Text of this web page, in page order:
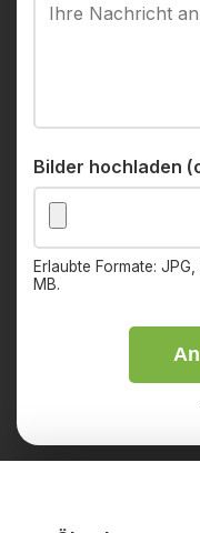
Bilder hochladen
Erlaubte Formate:
MB.